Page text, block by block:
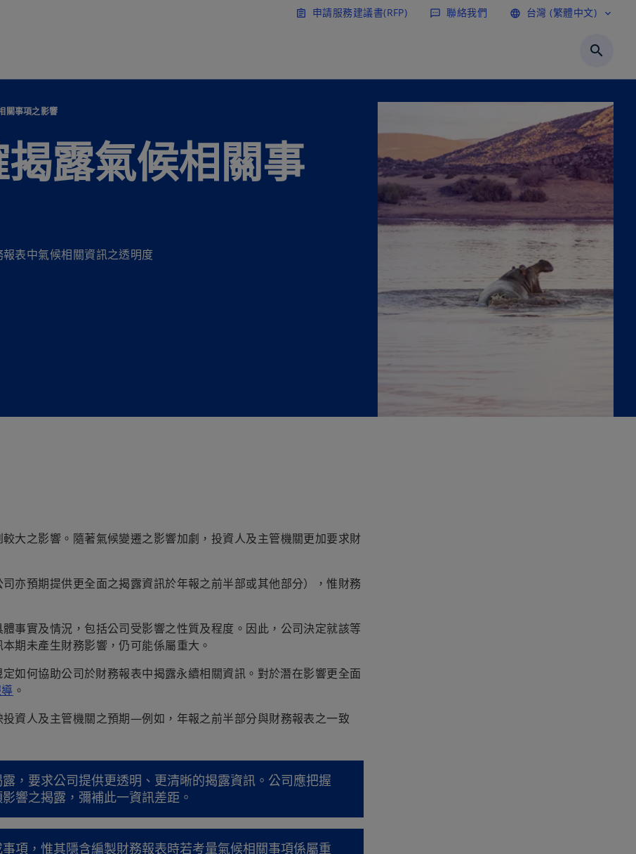
assignment 申請服務建議書(RFP) sms 聯絡我們 language 台灣 (繁體中文) expand_more
search
關事項之影響
露氣候相關事
表中氣候相關資訊之透明度
大之影響。隨著氣候變遷之影響加劇，投資人及主管機關更加要求財
亦預期提供更全面之揭露資訊於年報之前半部或其他部分），惟財務
事實及情況，包括公司受影響之性質及程度。因此，公司決定就該等
期未產生財務影響，仍可能係屬重大。
如何協助公司於財務報表中揭露永續相關資訊。對於潛在影響更全面
。
資人及主管機關之預期—例如，年報之前半部分與財務報表之一致
，要求公司提供更透明、更清晰的揭露資訊。公司應把握
響之揭露，彌補此一資訊差距。
項，惟其隱含編製財務報表時若考量氣候相關事項係屬重